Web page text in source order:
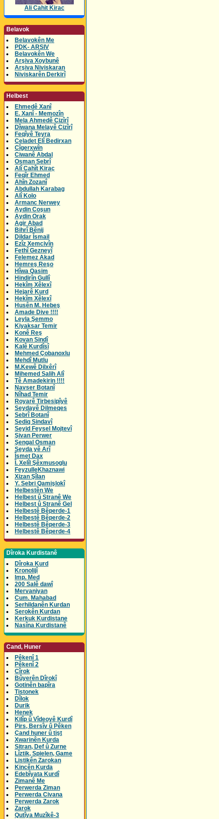
Ali Cahit Kirac
Belavok
Belavokên Me
PDK- ARSIV
Belavokên We
Arşiva Xoybunê
Arşiva Niviskaran
Niviskarên Derkirî
Helbest
Ehmedê Xanî
E. Xanî - Memozîn
Mela Ahmedê Cizîrî
Dîwana Melayê Cizîrî
Feqîyê Teyra
Celadet Elî Bedirxan
Cîgerxwîn
Ciwanê Abdal
Osman Sebrî
Alî Cahît Kiraç
Feqîr Ehmed
Ahîn Zozanî
Abdullah Karabag
Alî Kolo
Armanc Nerwey
Aydin Coşun
Aydin Orak
Agir Abad
Bihrî Bênij
Dildar Îsmail
Ezîz Xemcivîn
Fethî Gezneyî
Felemez Akad
Hemreş Reşo
Hîwa Qasim
Hindirîn Gullî
Hekîm Xêlexî
Hejarê Kurd
Hekîm Xêlexî
Husên M. Hebeş
Amade Dive !!!!
Leyla Şemmo
Kiyaksar Temir
Konê Reş
Kovan Sindî
Kalê Kurdîsî
Mehmed Çobanoxlu
Mehdî Mutlu
M.Kewê Dilxêrî
Mihemed Salih Alî
Tê Amadekirin !!!!
Navser Botanî
Nîhad Temir
Royarê Tirbesipîyê
Seydayê Dilmeqes
Sebrî Botanî
Sediq Sindavî
Seyid Feysel Mojtevî
Şivan Perwer
Şengal Osman
Seyda yê Arî
Îsmet Dax
Î. Xelîl Şêxmusoglu
FeyzulleKhaznawi
Xizan Şîlan
Y. Sebri Qamişlokî
Helbestên We
Helbest û Stranê We
Helbest û Stranê Gel
Helbestê Bêperde-1
Helbestê Bêperde-2
Helbestê Bêperde-3
Helbestê Bêperde-4
Dîroka Kurdistanê
Dîroka Kurd
Kronolijî
Imp. Med
200 Salê dawî
Mervaniyan
Cum. Mahabad
Serhildanên Kurdan
Serokên Kurdan
Kerkuk Kurdistane
Nasîna Kurdistanê
Cand, Huner
Pêkenî 1
Pêkenî 2
Cîrok
Bûyerên Dîrokî
Gotinên bapîra
Tistonek
Dîlok
Durik
Henek
Kilîp û Vîdeoyê Kurdî
Pirs, Bersîv û Pêken
Çand huner û tişt
Xwarinên Kurda
Sitran, Def û Zurne
Lîztik, Spielen, Game
Listikên Zarokan
Kincên Kurda
Edebîyata Kurdî
Zimanê Me
Perwerda Ziman
Perwerda Civana
Perwerda Zarok
Zarok
Qutîya Muzîkê-3